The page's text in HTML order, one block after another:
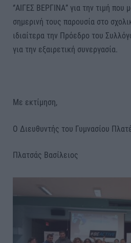
‘’ΑΙΓΕΣ ΒΕΡΓΙΝΑ’’ για την τιμή
σημερινή τους παρουσία στο
ιδιαίτερα την Πρόεδρο του
για την εξαιρετική συνεργασία.
Με εκτίμηση,
Ο Διευθυντής του Γυμνασίου
Πλατσάς Βασίλειος